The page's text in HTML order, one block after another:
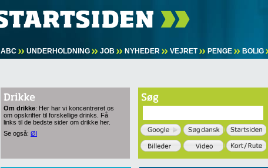
ABC UNDERHOLDNING JOB NYHEDER VEJRET PENGE BOLIG
Om drikke: Her har vi koncentreret os
om opskrifter til forskellige drinks. Få
links til de bedste sider om drikke her.
Se også: Øl